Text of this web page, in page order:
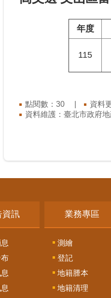
年度
115
點閱數： 30 資料
資料維護：臺北市政府
資訊 業務專區
測繪
登記
地籍謄本
地籍清理